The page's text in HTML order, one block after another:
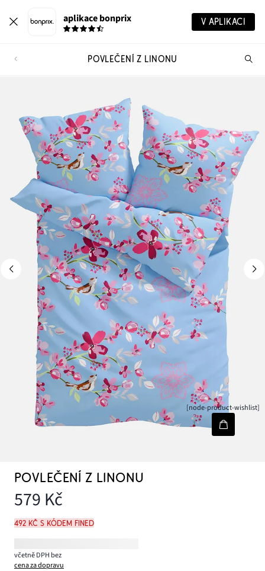
aplikace bonprix V APLIKACI
POVLEČENÍ Z LINONU
[node-product-wishlist]
POVLEČENÍ Z LINONU
579 Kč
492 Kč s kódem FINED
včetně DPH bez
cena za dopravu